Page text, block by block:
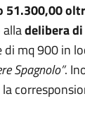
51.300,00
alladelibera
di mq 900 in
Spagnolo”.